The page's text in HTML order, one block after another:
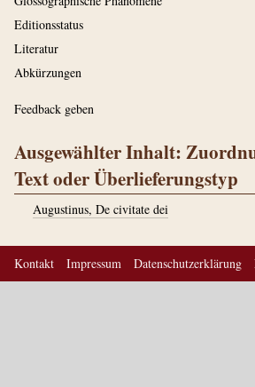
Editionsstatus
Literatur
Abkürzungen
Feedback geben
Ausgewählter Inhalt:
Text oder Überlieferungstyp
Augustinus, De civitate dei
Kontakt Impressum Datenschutzerklärung